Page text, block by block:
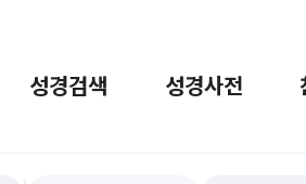
성경검색 성경사전